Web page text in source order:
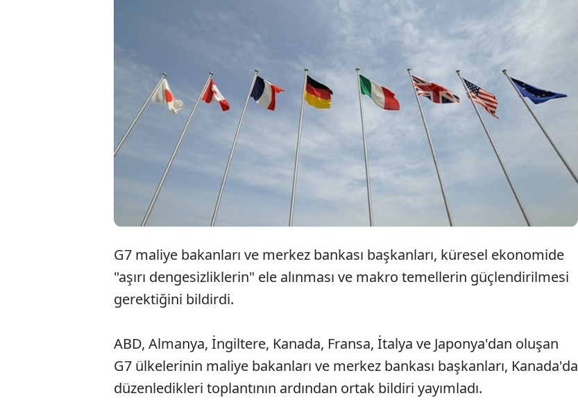
ABD, Almanya, İngiltere, Kanada, Fransa, İtalya ve Japonya’nın
maliye bakanları ile merkez bankası başkanları, Kanada’daki
toplantı sonrası yayımladıkları bildiride, küresel ekonomi için
ortak adımlar atma kararlılığını vurguladı.
G7 maliye bakanları ve merkez bankası başkanları, küresel ekonomide
"aşırı dengesizliklerin" ele alınması ve makro temellerin güçlendirilmesi
gerektiğini bildirdi.
ABD, Almanya, İngiltere, Kanada, Fransa, İtalya ve Japonya'dan oluşan
G7 ülkelerinin maliye bakanları ve merkez bankası başkanları, Kanada'da
düzenledikleri toplantının ardından ortak bildiri yayımladı.